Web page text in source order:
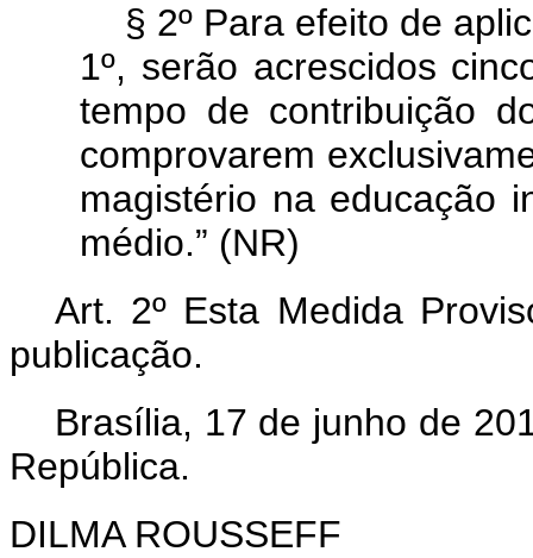
§ 2º Para efeito de
1º, serão acrescidos
tempo de contribuição
comprovarem
magistério na educação
médio.” (NR)
Art. 2º Esta Medida
publicação.
Brasília, 17 de junho de
República.
DILMA ROUSSEFF